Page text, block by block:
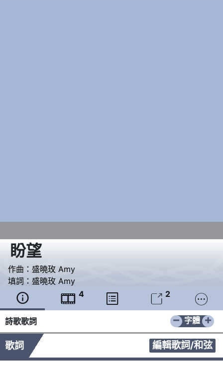
盼望
作曲： 盛曉玫 Amy
填詞： 盛曉玫 Amy
  4   2 
詩歌歌詞 − +
字體
歌詞 編輯歌詞/和弦